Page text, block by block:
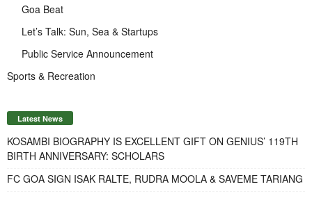
Goa Beat
Let’s Talk: Sun, Sea & Startups
Public Service Announcement
Sports & Recreation
Latest News
KOSAMBI BIOGRAPHY IS EXCELLENT GIFT ON GENIUS’ 119TH
BIRTH ANNIVERSARY: SCHOLARS
FC GOA SIGN ISAK RALTE, RUDRA MOOLA & SAVEME TARIANG